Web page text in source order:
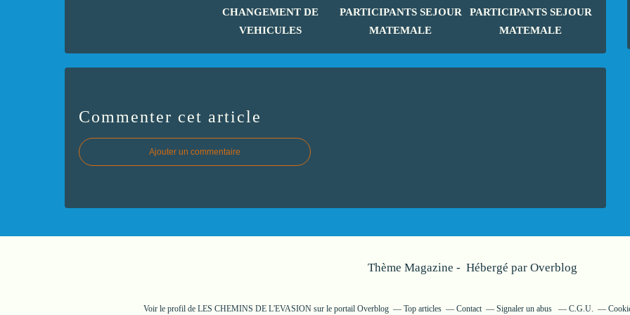
CHANGEMENT DE
VEHICULES
PARTICIPANTS SEJOUR
MATEMALE
PARTICIPANTS SEJOUR
MATEMALE
Commenter cet article
Ajouter un commentaire
Thème Magazine - Hébergé par Overblog
Voir le profil de LES CHEMINS DE L'EVASION sur le portail Overblog Top articles Contact Signaler un abus C.G.U.